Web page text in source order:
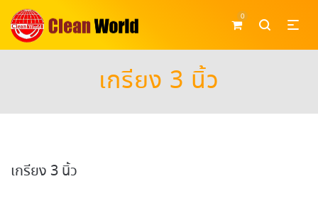
0
เกรียง 3 นิ้ว
เกรียง 3 นิ้ว